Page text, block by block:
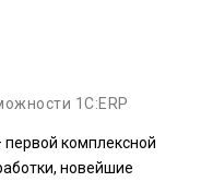
1С:ERP
первой комплексной
новейшие